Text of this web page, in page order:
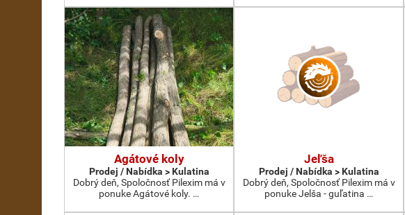
Agátové koly
Prodej / Nabídka > Kulatina
Dobrý deň, Spoločnosť Pilexim má v
ponuke Agátové koly. …
Jeľša
Prodej / Nabídka > Kulatina
Dobrý deň, Spoločnosť Pilexim má v
ponuke Jelša - guľatina …